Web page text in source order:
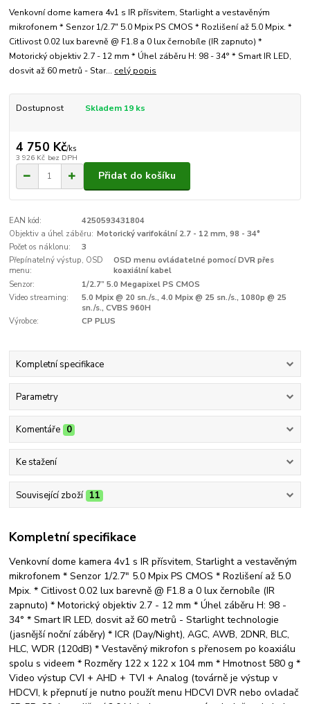
Venkovní dome kamera 4v1 s IR přísvitem, Starlight a vestavěným
mikrofonem * Senzor 1/2.7" 5.0 Mpix PS CMOS * Rozlišení až 5.0 Mpix. *
Citlivost 0.02 lux barevně @ F1.8 a 0 lux černobíle (IR zapnuto) *
Motorický objektiv 2.7 - 12 mm * Úhel záběru H: 98 - 34° * Smart IR LED,
dosvit až 60 metrů - Star... celý popis
Dostupnost Skladem 19 ks
4 750 Kč/ks
3 926 Kč bez DPH
Přidat do košíku
EAN kód:
4250593431804
Objektiv a úhel záběru: Motorický varifokální 2.7 - 12 mm, 98 - 34°
Počet os náklonu:
3
Přepínatelný výstup, OSD
menu:
OSD menu ovládatelné pomocí DVR přes
koaxiální kabel
Senzor:
1/2.7” 5.0 Megapixel PS CMOS
Video streaming:
5.0 Mpix @ 20 sn./s., 4.0 Mpix @ 25 sn./s., 1080p @ 25
sn./s., CVBS 960H
Výrobce:
CP PLUS
Kompletní specifikace
Parametry
Komentáře 0
Ke stažení
Související zboží 11
Kompletní specifikace
Venkovní dome kamera 4v1 s IR přísvitem, Starlight a vestavěným
mikrofonem * Senzor 1/2.7" 5.0 Mpix PS CMOS * Rozlišení až 5.0
Mpix. * Citlivost 0.02 lux barevně @ F1.8 a 0 lux černobíle (IR
zapnuto) * Motorický objektiv 2.7 - 12 mm * Úhel záběru H: 98 -
34° * Smart IR LED, dosvit až 60 metrů - Starlight technologie
(jasnější noční záběry) * ICR (Day/Night), AGC, AWB, 2DNR, BLC,
HLC, WDR (120dB) * Vestavěný mikrofon s přenosem po koaxiálu
spolu s videem * Rozměry 122 x 122 x 104 mm * Hmotnost 580 g *
Video výstup CVI + AHD + TVI + Analog (továrně je výstup v
HDCVI, k přepnutí je nutno použít menu HDCVI DVR nebo ovladač